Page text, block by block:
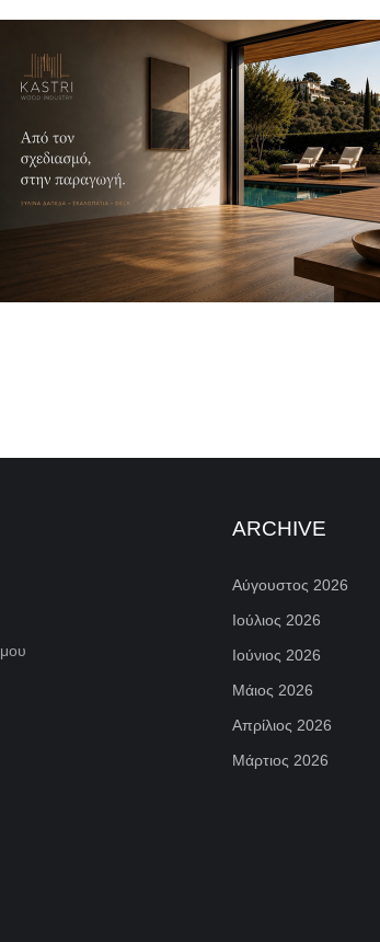
ARCHIVE
Αύγουστος 2026
Ιούλιος 2026
Ιούνιος 2026
Μάιος 2026
Απρίλιος 2026
Μάρτιος 2026